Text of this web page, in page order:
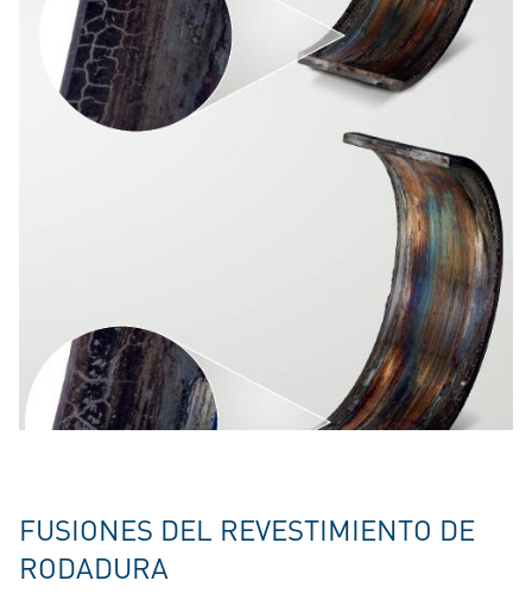
FUSIONES DEL REVESTIMIENTO DE
RODADURA